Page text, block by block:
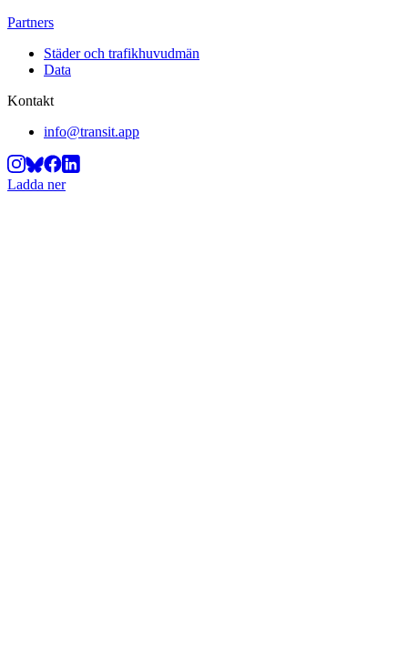
Partners
Städer och trafikhuvudmän
Data
Kontakt
info@transit.app
Ladda ner